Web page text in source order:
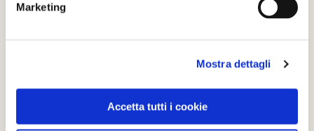
Marketing
Mostra dettagli
Accetta tutti i cookie
Considerata la porta d'ingresso orientale del